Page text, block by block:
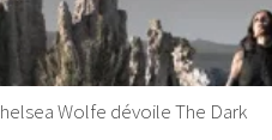
Wolfe dévoile The Dark